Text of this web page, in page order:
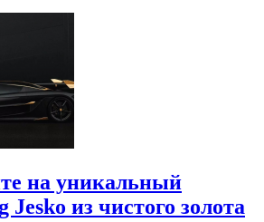
на уникальный
Jesko из чистого золота